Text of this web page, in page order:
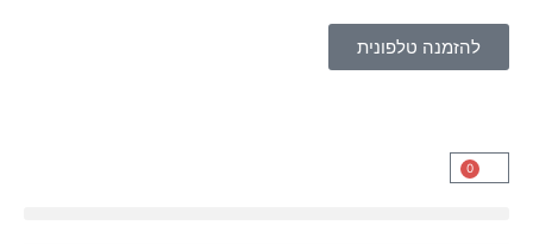
0
להזמנה טלפונית